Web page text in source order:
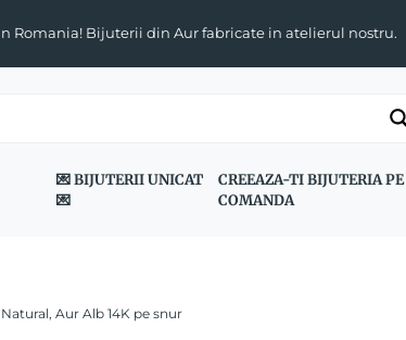
Romania! Bijuterii din Aur fabricate in atelierul nostru.
💌 BIJUTERII UNICAT
💌
CREEAZA-TI BIJUTERIA PE
COMANDA
Aur Alb 14K pe snur